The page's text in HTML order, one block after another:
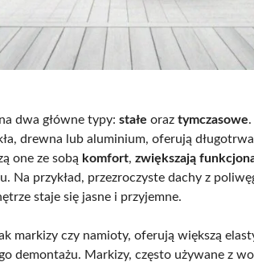
dwa główne typy: stałe oraz tymczasowe
drewna lub aluminium, oferują
one ze sobą komfort, zwiększają
Na przykład, przezroczyste dachy z
staje się jasne i przyjemne.
markizy czy namioty, oferują większą
demontażu. Markizy, często używane z